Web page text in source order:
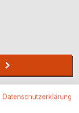
Datenschutzerklärung